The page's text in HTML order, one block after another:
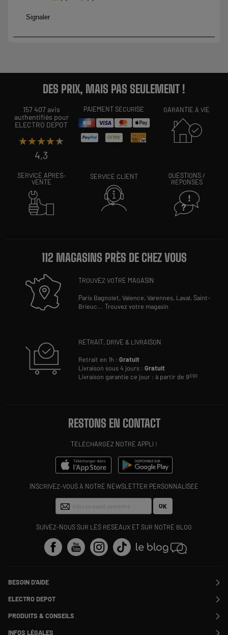
DES PRIX, MAIS PAS SEULEMENT !
157 407 avis
authentifiés pour
ELECTRO DEPOT
★★★★★
★★★★★
4,3
PAIEMENT SÉCURISÉ GARANTIE À VIE
SERVICE APRÈS-
VENTE
SERVICE CLIENT
QUESTIONS /
RÉPONSES
112 MAGASINS PRÈS DE CHEZ VOUS
TROUVEZ VOTRE MAGASIN
Paris Bagnolet,Valence,Varennes, Laval,Saint-
Brieuc...Trouvez votre magasin
RETRAIT, DRIVE & LIVRAISON
Retrait en 1h :Gratuit
Livraison sous 4 jours :Gratuit
Livraison garantie ce jour : à partir de 9€90
RESTONS EN CONTACT
TÉLÉCHARGEZ NOTRE APPLI !
INSCRIVEZ-VOUS À NOTRE NEWSLETTER PERSONNALISÉE
OK
SUIVEZ-NOUS SUR LES RÉSEAUX ET SUR NOTRE BLOG
BESOIN D'AIDE
Contactez-nous
Suivre ma commande
Modifier ou annuler ma commande
SAV
Payer en plusieurs fois
ELECTRO DEPOT
Rejoignez-nous !
PRODUITS & CONSEILS
Nos marques
INFOS LÉGALES